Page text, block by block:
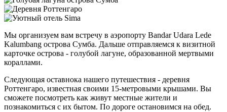
Мы организуем вам встречу в аэропорту Bandar Udara Lede
Kalumbang острова Сумба. Дальше отправляемся к визитной
карточке острова - голубой лагуне, образованной мертвыми
кораллами.
Следующая оставнока нашего путешествия - деревня
Роттенгаро, известная своими 15-метровыми крышами. Вы
сможете посмотреть как живут местные жители и
познакомиться с их бытом. По дороге остановимся на обед.